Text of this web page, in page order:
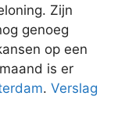
Zijn
genoeg
op een
is er
. Verslag